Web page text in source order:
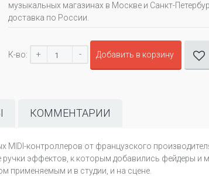
музыкальных магазинах в Москве и Санкт-
доставка по России.
К-во: + - Добавить в корзину
КОММЕНТАРИИ
MIDI-контроллеров от французского
эффектов, к которым добавились фейдеры и
применяемым и в студии, и на сцене.